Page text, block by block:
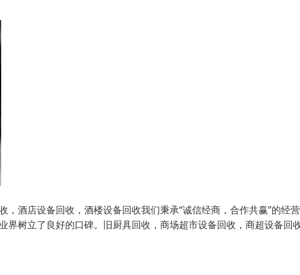
酒店设备回收，酒楼设备回收我们秉承“诚信经商，合作共赢”的经
界树立了良好的口碑。旧厨具回收，商场超市设备回收，商超设备回